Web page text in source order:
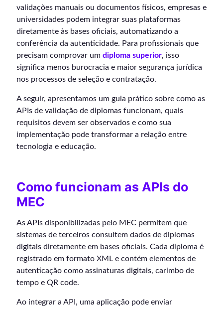
validações manuais ou documentos físicos, empresas e
universidades podem integrar suas plataformas
diretamente às bases oficiais, automatizando a
conferência da autenticidade. Para profissionais que
precisam comprovar um diploma superior, isso
significa menos burocracia e maior segurança jurídica
nos processos de seleção e contratação.
A seguir, apresentamos um guia prático sobre como as
APIs de validação de diplomas funcionam, quais
requisitos devem ser observados e como sua
implementação pode transformar a relação entre
tecnologia e educação.
Como funcionam as APIs do
MEC
As APIs disponibilizadas pelo MEC permitem que
sistemas de terceiros consultem dados de diplomas
digitais diretamente em bases oficiais. Cada diploma é
registrado em formato XML e contém elementos de
autenticação como assinaturas digitais, carimbo de
tempo e QR code.
Ao integrar a API, uma aplicação pode enviar